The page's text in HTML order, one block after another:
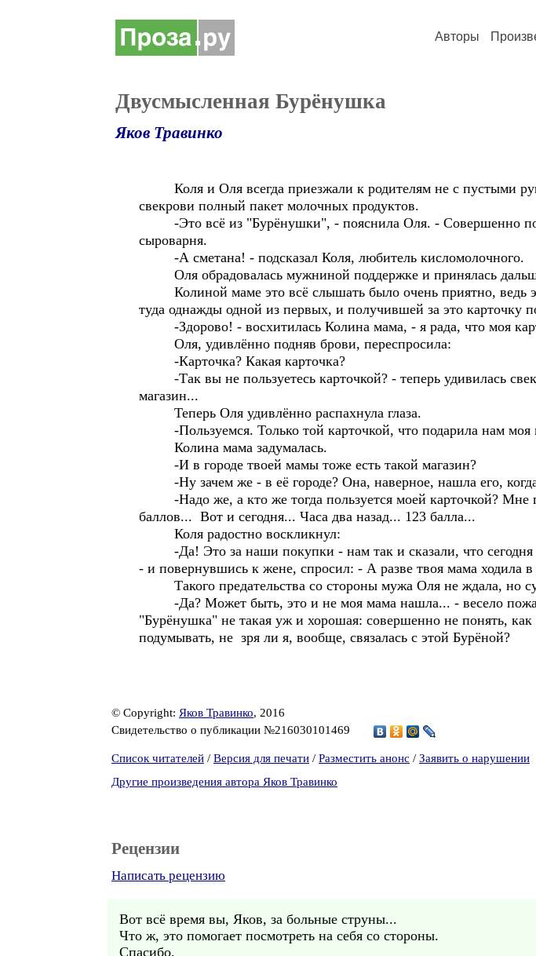
Авторы
Двусмысленная Бурёнушка
Яков Травинко
Коля и Оля всегда приезжали к родителям не с пустыми
свекрови полный пакет молочных продуктов.
-Это всё из "Бурёнушки", - пояснила Оля. - Совершенно
сыроварня.
-А сметана! - подсказал Коля, любитель кисломолочного.
Оля обрадовалась мужниной поддержке и принялась
Колиной маме это всё слышать было очень приятно, ведь
туда однажды одной из первых, и получившей за это карточку
-Здорово! - восхитилась Колина мама, - я рада, что моя
Оля, удивлённо подняв брови, переспросила:
-Карточка? Какая карточка?
-Так вы не пользуетесь карточкой? - теперь удивилась
магазин...
Теперь Оля удивлённо распахнула глаза.
-Пользуемся. Только той карточкой, что подарила нам моя
Колина мама задумалась.
-И в городе твоей мамы тоже есть такой магазин?
-Ну зачем же - в её городе? Она, наверное, нашла его,
-Надо же, а кто же тогда пользуется моей карточкой? Мне
баллов... Вот и сегодня... Часа два назад... 123 балла...
Коля радостно воскликнул:
-Да! Это за наши покупки - нам так и сказали, что сегодня
- и повернувшись к жене, спросил: - А разве твоя мама ходила в
Такого предательства со стороны мужа Оля не ждала, но
-Да? Может быть, это и не моя мама нашла... - весело
"Бурёнушка" не такая уж и хорошая: совершенно не понять,
подумывать, не зря ли я, вообще, связалась с этой Бурёной?
© Copyright: Яков Травинко, 2016
Свидетельство о публикации №216030101469
Список читателей / Версия для печати / Разместить анонс / Заявить о нарушении
Другие произведения автора Яков Травинко
Рецензии
Написать рецензию
Вот всё время вы, Яков, за больные струны...
Что ж, это помогает посмотреть на себя со стороны.
Спасибо.